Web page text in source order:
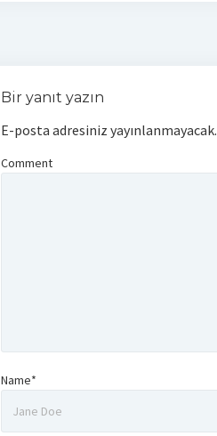
Bir yanıt yazın
E-posta adresiniz yayınlanmayacak.
Comment
Name*